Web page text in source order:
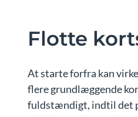
Flotte
At starte forfra kan
flere grundlæggende
fuldstændigt, indtil det